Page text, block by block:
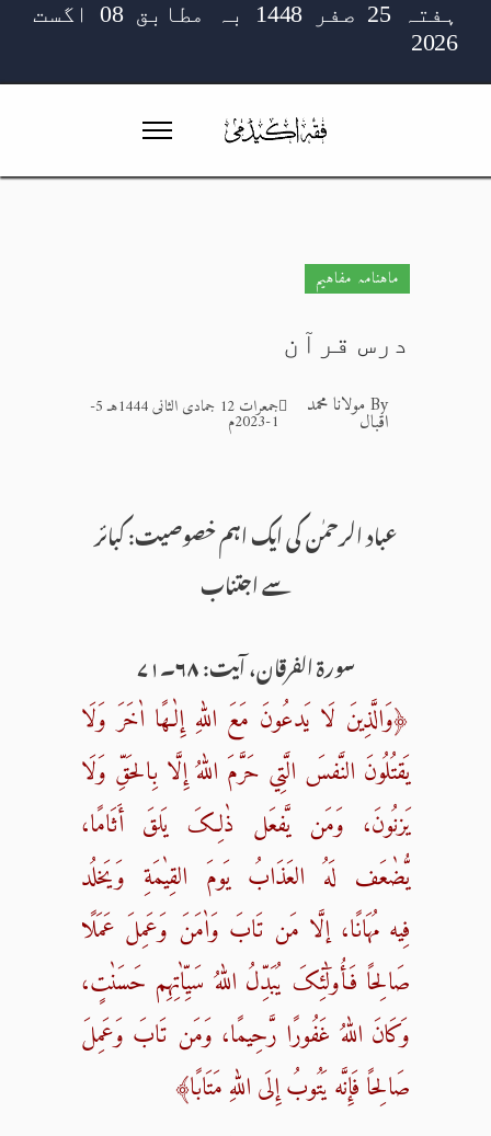
ہفتہ 25 صفر 1448 بہ مطابق 08 اگست
2026
ماہنامہ مفاہیم
درس قرآن
Byمولانا محمد
اقبال
جمعرات 12 جمادی الثانی 1444هـ 5-
1-2023م
عباد الرحمٰن کی ایک اہم خصوصیت: کبائر
سے اجتناب
سورۃ الفرقان، آیت: ۶۸۔۷۱
﴿وَالَّذِینَ لَا یَدعُونَ مَعَ اللّٰهِ إِلٰـهًا اٰخَرَ وَلَا
یَقتُلُونَ النَّفسَ الَّتِي حَرَّمَ اللّٰهُ إِلَّا بِالحَقِّ وَلَا
یَزنُونَ، وَمَن یَّفعَل ذٰلِکَ یَلقَ أَثَامًا،
یُّضٰعَف لَهُ العَذَابُ یَومَ القِیٰمَةِ وَیَخلُد
فِیه مُهَانًا، إلَّا مَن تَابَ وَاٰمَنَ وَعَمِلَ عَمَلًا
صَالِحًا فَأُولٰٓئِکَ یُبَدِّلُ اللّٰهُ سَیِّاٰتِهِم حَسَنٰتٍ،
وَکَانَ اللّٰهُ غَفُورًا رَّحِیمًا، وَمَن تَابَ وَعَمِلَ
صَالِحًا فَإِنَّه یَتُوبُ إِلَی اللّٰهِ مَتَابًا﴾